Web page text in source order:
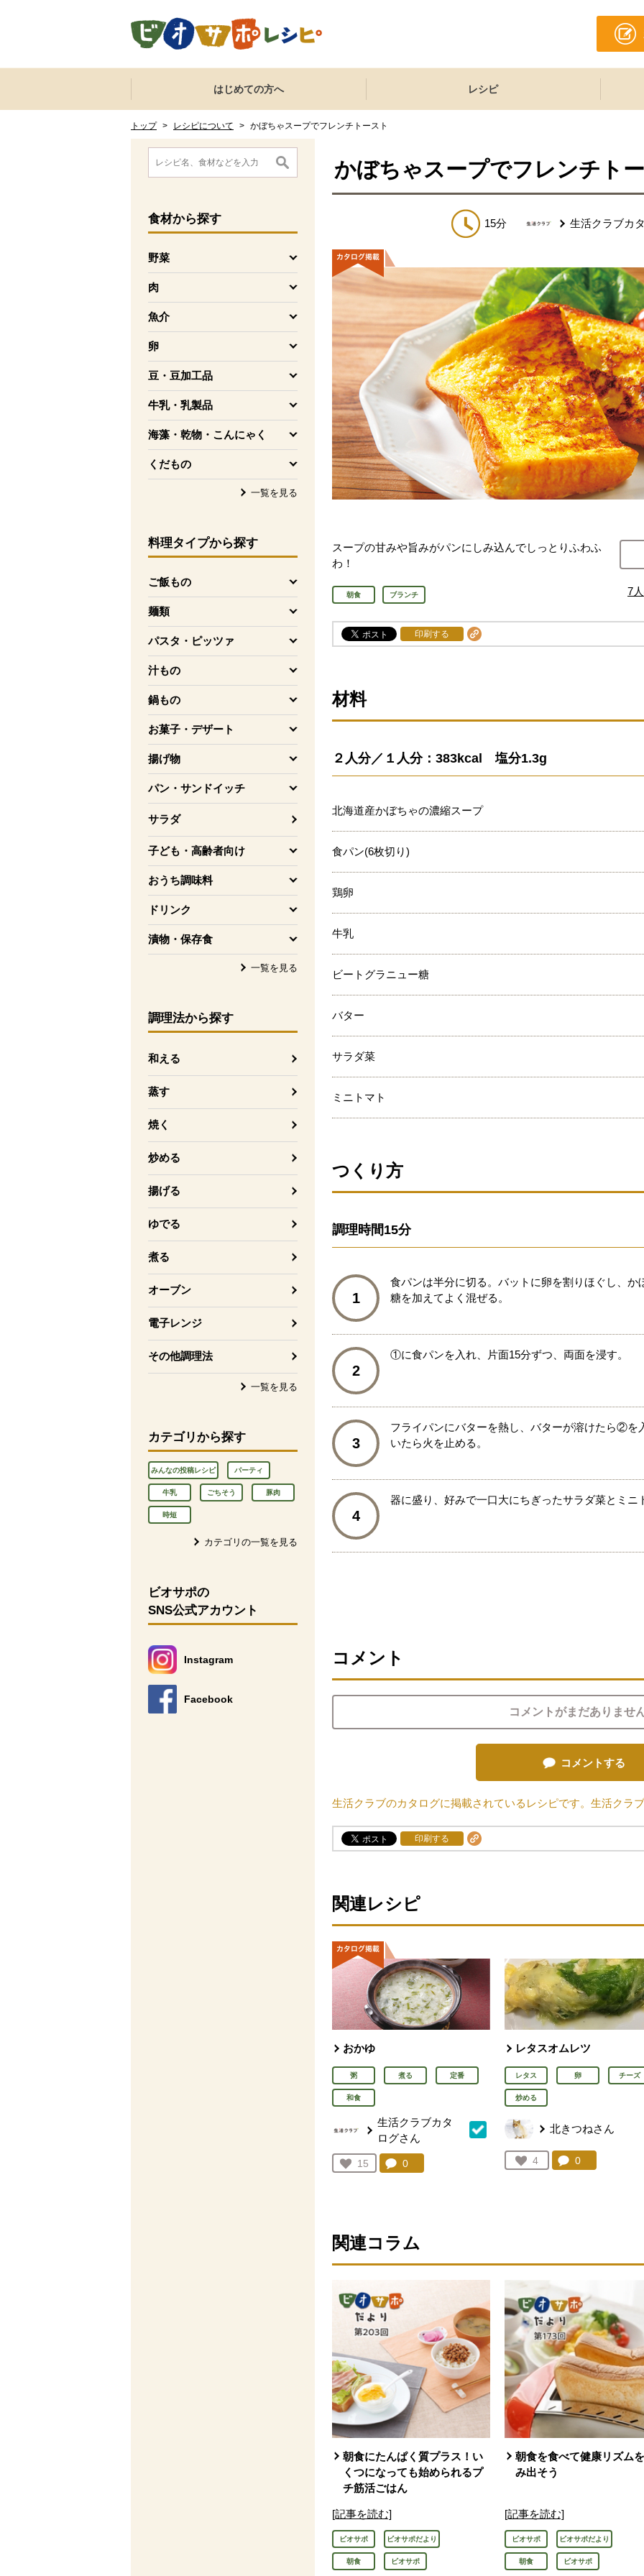
ここからサイト内共通メニューです。
サイト内共通メニューをスキップする
はじめての方へ レシピ
トップ > レシピについて > かぼちゃスープでフレンチトースト
ここから消費材検索メニューです。
食材から探す
野菜
を開く
肉
を開く
魚介
を開く
卵
を開く
豆・豆加工品
を開く
牛乳・乳製品
を開く
海藻・乾物・こんにゃく
を開く
くだもの
を開く
一覧を見る
料理タイプから探す
ご飯もの
を開く
麺類
を開く
パスタ・ピッツァ
を開く
汁もの
を開く
鍋もの
を開く
お菓子・デザート
を開く
揚げ物
を開く
パン・サンドイッチ
を開く
サラダ
子ども・高齢者向け
を開く
おうち調味料
を開く
ドリンク
を開く
漬物・保存食
を開く
一覧を見る
調理法から探す
和える
蒸す
焼く
炒める
揚げる
ゆでる
煮る
オーブン
電子レンジ
その他調理法
一覧を見る
カテゴリから探す
みんなの投稿レシピ パーティ
牛乳 ごちそう 豚肉
時短
カテゴリの一覧を見る
消費材検索メニューここまで。
ここから本文です。
ビオサポの
SNS公式アカウント
Instagram
別のウィンドウで開きます。
Facebook
別のウィンドウで開きます。
かぼちゃスープでフレンチト
15分 生活クラブカ
スープの甘みや旨みがパンにしみ込んでしっとりふわふ
わ！
朝食 ブランチ 7人
印刷する
材料
２人分／１人分：383kcal 塩分1.3g
北海道産かぼちゃの濃縮スープ
食パン(6枚切り)
鶏卵
牛乳
ビートグラニュー糖
バター
サラダ菜
ミニトマト
つくり方
調理時間15分
1
食パンは半分に切る。バットに卵を割りほぐし、
糖を加えてよく混ぜる。
2
①に食パンを入れ、片面15分ずつ、両面を浸す。
3
フライパンにバターを熱し、バターが溶けたら②を
いたら火を止める。
4
器に盛り、好みで一口大にちぎったサラダ菜とミニ
コメント
コメントがまだありません
コメントする
生活クラブのカタログに掲載されているレシピです。生活クラ
印刷する
関連レシピ
おかゆ
粥 煮る 定番
和食
生活クラブカタ
ログさん
お気に入り登録：
15
人が登録
コメント：
0
レタスオムレツ
レタス 卵 チーズ
炒める
北きつねさん
お気に入り登録：
4
人が登録
コメント：
0件。コメント
関連コラム
朝食にたんぱく質プラス！い
くつになっても始められるプ
チ筋活ごはん
[記事を読む]
ビオサポ ビオサポだより
朝食 ビオサポ
朝食を食べて健康リズム
み出そう
[記事を読む]
ビオサポ ビオサポだより
朝食 ビオサポ